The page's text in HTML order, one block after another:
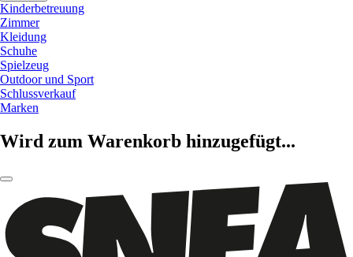
Kinderbetreuung
Zimmer
Kleidung
Schuhe
Spielzeug
Outdoor und Sport
Schlussverkauf
Marken
Wird zum Warenkorb hinzugefügt...